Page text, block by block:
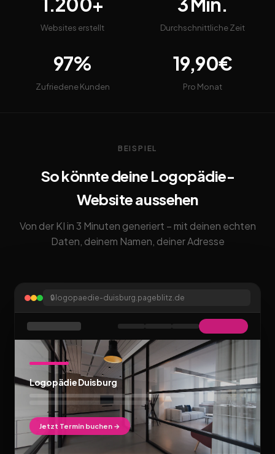
Websites erstellt Durchschnittliche Zeit
97%
Zufriedene Kunden
19,90€
Pro Monat
BEISPIEL
So könnte deine Logopädie-
Website aussehen
Von der KI in 3 Minuten generiert – mit deinen echten
Daten, deinem Namen, deiner Adresse
🔒 logopaedie-duisburg.pageblitz.de
Logopädie Duisburg
Jetzt Termin buchen →